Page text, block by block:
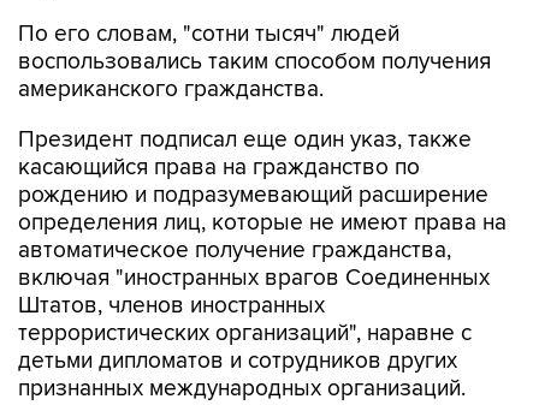
По его словам, "сотни тысяч" людей
воспользовались таким способом получения
американского гражданства.
Президент подписал еще один указ, также
касающийся права на гражданство по
рождению и подразумевающий расширение
определения лиц, которые не имеют права на
автоматическое получение гражданства,
включая "иностранных врагов Соединенных
Штатов, членов иностранных
террористических организаций", наравне с
детьми дипломатов и сотрудников других
признанных международных организаций.